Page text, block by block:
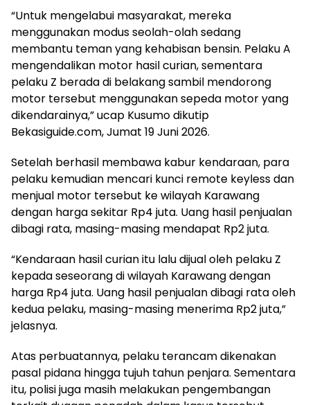
“Untuk mengelabui masyarakat, mereka
menggunakan modus seolah-olah sedang
membantu teman yang kehabisan bensin. Pelaku A
mengendalikan motor hasil curian, sementara
pelaku Z berada di belakang sambil mendorong
motor tersebut menggunakan sepeda motor yang
dikendarainya,” ucap Kusumo dikutip
Bekasiguide.com, Jumat 19 Juni 2026.
Setelah berhasil membawa kabur kendaraan, para
pelaku kemudian mencari kunci remote keyless dan
menjual motor tersebut ke wilayah Karawang
dengan harga sekitar Rp4 juta. Uang hasil penjualan
dibagi rata, masing-masing mendapat Rp2 juta.
“Kendaraan hasil curian itu lalu dijual oleh pelaku Z
kepada seseorang di wilayah Karawang dengan
harga Rp4 juta. Uang hasil penjualan dibagi rata oleh
kedua pelaku, masing-masing menerima Rp2 juta,”
jelasnya.
Atas perbuatannya, pelaku terancam dikenakan
pasal pidana hingga tujuh tahun penjara. Sementara
itu, polisi juga masih melakukan pengembangan